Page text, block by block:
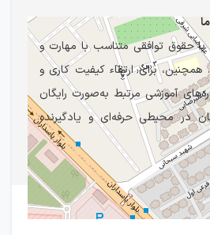
با حقوق توافقی متناسب با مهارت و
همچنین، برای ارتقاء کیفیت کاری و
آموزشی مرتبط به‌صورت رایگان
در محیطی حرفه‌ای و یادگیرنده